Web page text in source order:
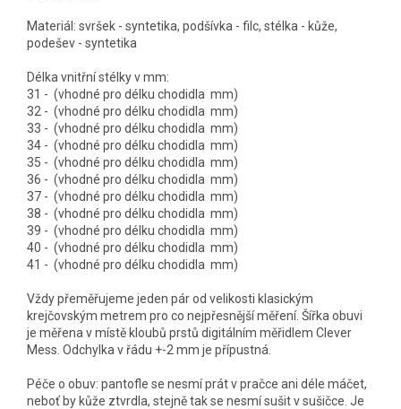
Materiál: svršek - syntetika, podšívka - filc, stélka - kůže,
podešev - syntetika
Délka vnitřní stélky v mm:
31 - (vhodné pro délku chodidla mm)
32 - (vhodné pro délku chodidla mm)
33 - (vhodné pro délku chodidla mm)
34 - (vhodné pro délku chodidla mm)
35 - (vhodné pro délku chodidla mm)
36 - (vhodné pro délku chodidla mm)
37 - (vhodné pro délku chodidla mm)
38 - (vhodné pro délku chodidla mm)
39 - (vhodné pro délku chodidla mm)
40 - (vhodné pro délku chodidla mm)
41 - (vhodné pro délku chodidla mm)
Vždy přeměřujeme jeden pár od velikosti klasickým
krejčovským metrem pro co nejpřesnější měření. Šířka obuvi
je měřena v místě kloubů prstů digitálním měřidlem Clever
Mess. Odchylka v řádu +-2 mm je přípustná.
Péče o obuv: pantofle se nesmí prát v pračce ani déle máčet,
neboť by kůže ztvrdla, stejně tak se nesmí sušit v sušičce. Je